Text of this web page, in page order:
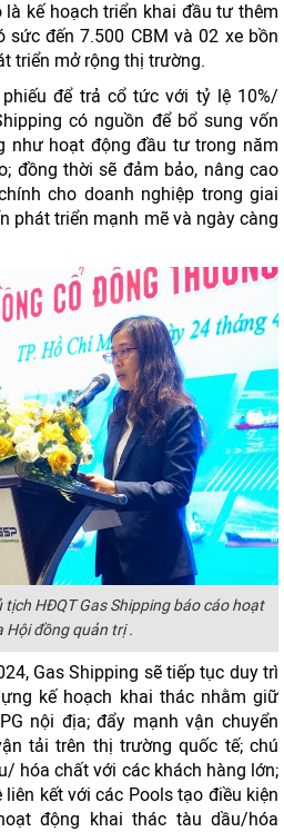
kế hoạch triển khai đầu tư thêm
sức đến 7.500 CBM và 02 xe bồn
triển mở rộng thị trường.
để trả cổ tức với tỷ lệ 10%/
có nguồn để bổ sung vốn
như hoạt động đầu tư trong năm
đồng thời sẽ đảm bảo, nâng cao
cho doanh nghiệp trong giai
phát triển mạnh mẽ và ngày càng
tịch HĐQT Gas Shipping báo cáo hoạt
Hội đồng quản trị .
Gas Shipping sẽ tiếp tục duy trì
kế hoạch khai thác nhằm giữ
nội địa; đẩy mạnh vận chuyển
tải trên thị trường quốc tế; chú
hóa chất với các khách hàng lớn;
kết với các Pools tạo điều kiện
động khai thác tàu dầu/hóa